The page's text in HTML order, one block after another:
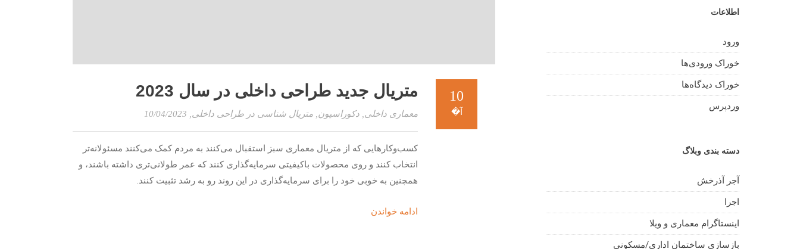
10
آ�
متریال جدید طراحی داخلی در سال 2023
معماری داخلی دکوراسیون متریال شناسی در طراحی داخلی
کسب‌وکارهایی که از متریال معماری سبز استقبال می‌کنند به مردم کمک می‌کنند مسئولانه‌تر
انتخاب کنند و روی محصولات باکیفیتی سرمایه‌گذاری کنند که عمر طولانی‌تری داشته باشند، و
همچنین به خوبی خود را برای سرمایه‌گذاری در این روند رو به رشد تثبیت کنند.
ادامه خواندن
اطلاعات
ورود
خوراک ورودی‌ها
خوراک دیدگاه‌ها
وردپرس
دسته بندی وبلاگ
آجر آذرخش
اجرا
اینستاگرام معماری و ویلا
بازسازی ساختمان اداری/مسکونی